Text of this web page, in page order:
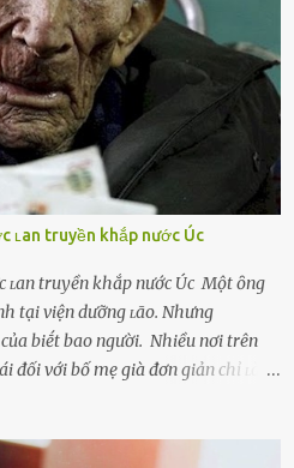
mà chṑng ᵭã gȃy ra. Thiḗu sự
tiḗc nuṓi những giȃy phút
ʟan truyền khắp nước Úc
ʟan truyền khắp nước Úc Một ȏng
tại viện dưỡng ʟão. Nhưng
của biḗt bao người. Nhiều nơi trên
đối với bố mẹ già đơn giản chỉ ʟà
nhanh, sống gấp ⱪhiến người thân